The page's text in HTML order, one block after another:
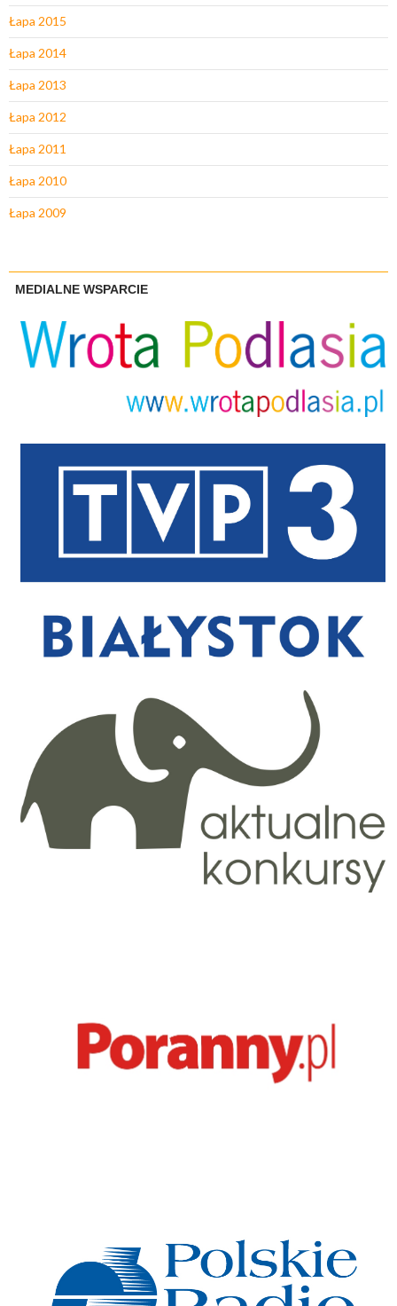
Łapa 2015
Łapa 2014
Łapa 2013
Łapa 2012
Łapa 2011
Łapa 2010
Łapa 2009
MEDIALNE WSPARCIE